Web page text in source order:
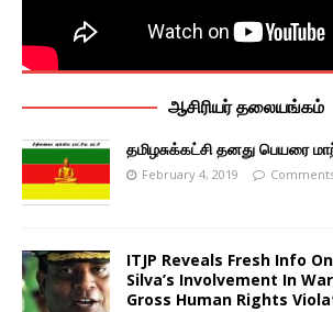
ஆசிரியர் தலையங்கம்
தமிழசுக்கட்சி தனது பெயரை
February 4, 2019
ITJP Reveals Fresh Info
Silva’s Involvement In
Gross Human Rights